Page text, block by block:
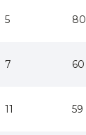
5 80
7 60
11 59